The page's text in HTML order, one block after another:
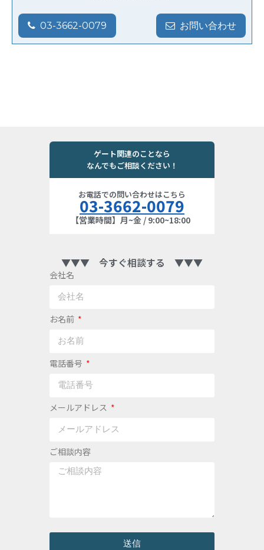
03-3662-0079 お問い合わせ
ゲート関連のことなら
なんでもご相談ください！
お電話での問い合わせはこちら
03-3662-0079
【営業時間】月~金 / 9:00~18:00
▼▼▼ 今すぐ相談する ▼▼▼
会社名
お名前
電話番号
メールアドレス
ご相談内容
送信